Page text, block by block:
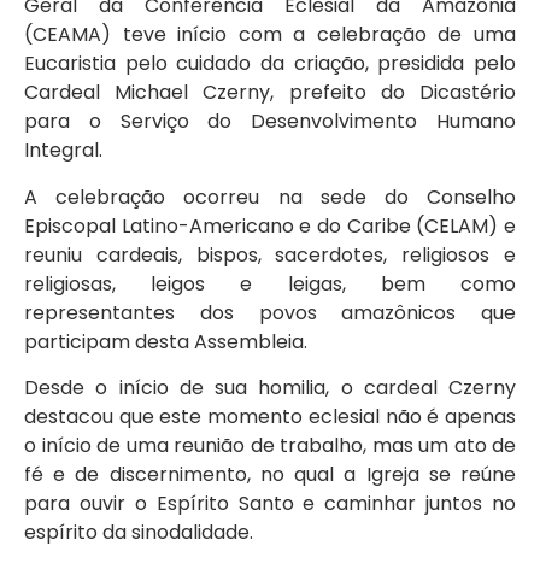
Geral da Conferência Eclesial da Amazônia
(CEAMA) teve início com a celebração de uma
Eucaristia pelo cuidado da criação, presidida pelo
Cardeal Michael Czerny, prefeito do Dicastério
para o Serviço do Desenvolvimento Humano
Integral.
A celebração ocorreu na sede do Conselho
Episcopal Latino-Americano e do Caribe (CELAM) e
reuniu cardeais, bispos, sacerdotes, religiosos e
religiosas, leigos e leigas, bem como
representantes dos povos amazônicos que
participam desta Assembleia.
Desde o início de sua homilia, o cardeal Czerny
destacou que este momento eclesial não é apenas
o início de uma reunião de trabalho, mas um ato de
fé e de discernimento, no qual a Igreja se reúne
para ouvir o Espírito Santo e caminhar juntos no
espírito da sinodalidade.